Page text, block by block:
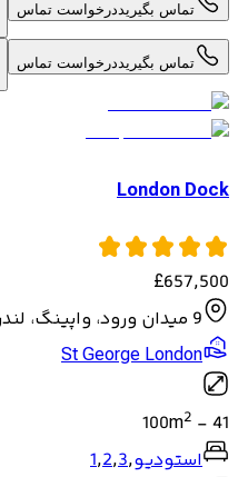
تماس بگیریددرخواست تماس
تماس بگیریددرخواست تماس
London Dock
£657,500
9 میدان ورود، واپینگ، لندن E1W 2AA
St George London
41
-
100m2
استودیو,
1,2,3